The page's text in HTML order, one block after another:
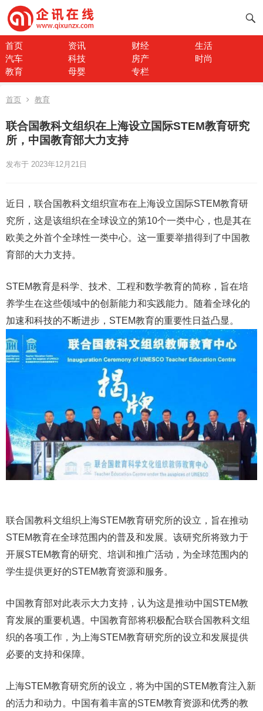
首页 资讯 财经
生活
汽车
科技 房产
时尚
教育
母婴 专栏
首页 教育
联合国教科文组织在上海设立国际STEM教育研究
所，中国教育部大力支持
发布于 2023年12月21日
近日，联合国教科文组织宣布在上海设立国际STEM教育研
究所，这是该组织在全球设立的第10个一类中心，也是其在
欧美之外首个全球性一类中心。这一重要举措得到了中国教
育部的大力支持。
STEM教育是科学、技术、工程和数学教育的简称，旨在培
养学生在这些领域中的创新能力和实践能力。随着全球化的
加速和科技的不断进步，STEM教育的重要性日益凸显。
联合国教科文组织上海STEM教育研究所的设立，旨在推动
STEM教育在全球范围内的普及和发展。该研究所将致力于
开展STEM教育的研究、培训和推广活动，为全球范围内的
学生提供更好的STEM教育资源和服务。
中国教育部对此表示大力支持，认为这是推动中国STEM教
育发展的重要机遇。中国教育部将积极配合联合国教科文组
织的各项工作，为上海STEM教育研究所的设立和发展提供
必要的支持和保障。
上海STEM教育研究所的设立，将为中国的STEM教育注入新
的活力和动力。中国有着丰富的STEM教育资源和优秀的教